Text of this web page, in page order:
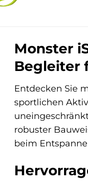
Monster
Begleiter
Entdecken Sie
sportlichen
robuster
beim